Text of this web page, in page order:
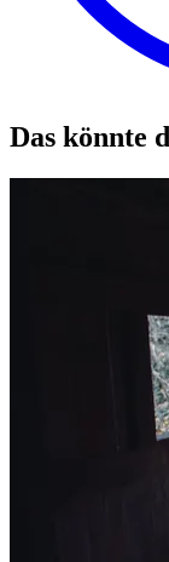
Das könnte